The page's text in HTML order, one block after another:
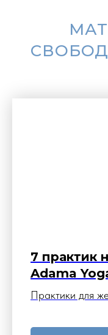
7 практик
Adama
Практики для